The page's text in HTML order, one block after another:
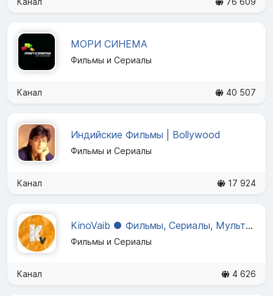
МОРИ СИНЕМА
Фильмы и Сериалы
Канал 40 507
Индийские Фильмы | Bollywood
Фильмы и Сериалы
Канал 17 924
KinoVaib ● Фильмы, Сериалы, Мультфильмы, ТВ-шоу
Фильмы и Сериалы
Канал 4 626